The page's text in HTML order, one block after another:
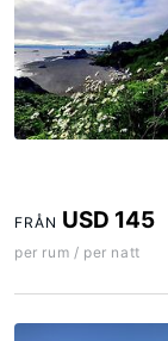
FRÅN USD 145
per rum / per natt